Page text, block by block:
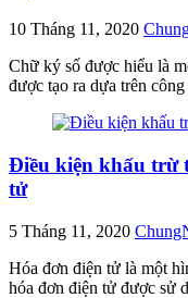
10 Tháng 11, 2020
Chữ ký số được hiểu là
được tạo ra dựa trên
Điều kiện khấu trừ
tử
5 Tháng 11, 2020
Hóa đơn điện tử là một
hóa đơn điện tử được sử